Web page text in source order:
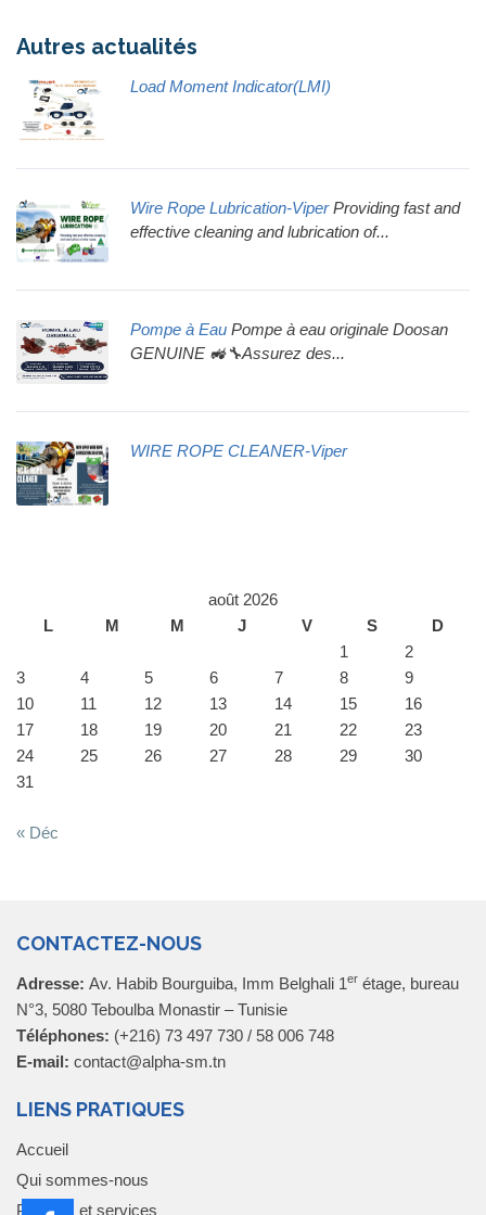
Autres actualités
Load Moment Indicator(LMI)
Wire Rope Lubrication-Viper Providing fast and
effective cleaning and lubrication of...
Pompe à Eau Pompe à eau originale Doosan
GENUINE 🚜🔧Assurez des...
WIRE ROPE CLEANER-Viper
août 2026
L
M M J V S
D
1
2
3
4 5 6 7 8
9
10
11 12 13 14 15
16
17
18 19 20 21 22
23
24
25 26 27 28 29
30
31
« Déc
CONTACTEZ-NOUS
Adresse: Av. Habib Bourguiba, Imm Belghali 1er étage, bureau
N°3, 5080 Teboulba Monastir – Tunisie
Téléphones: (+216) 73 497 730 / 58 006 748
E-mail: contact@alpha-sm.tn
LIENS PRATIQUES
Accueil
Qui sommes-nous
Produits et services